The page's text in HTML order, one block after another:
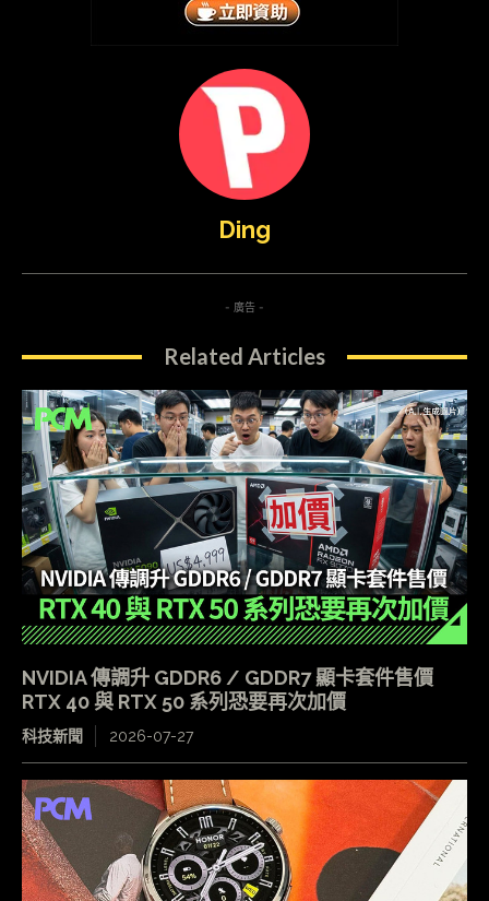
Ding
- 廣告 -
Related Articles
NVIDIA 傳調升 GDDR6 / GDDR7 顯卡套件售價
RTX 40 與 RTX 50 系列恐要再次加價
科技新聞 2026-07-27